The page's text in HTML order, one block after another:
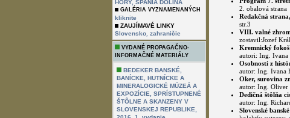
HORY, ŠPANIA DOLINA
GALÉRIA VYZNAMENANÝCH
kliknite
ZAUJÍMAVÉ LINKY
Slovensko, zahraničie
VYDANÉ PROPAGAČNO-
INFORMAČNÉ MATERIÁLY
BEDEKER BANSKÉ,
BANÍCKE, HUTNÍCKE A
MINERALOGICKÉ MÚZEÁ A
EXPOZÍCIE, SPRÍSTUPNENÉ
ŠTÔLNE A SKANZENY V
SLOVENSKEJ REPUBLIKE,
2. obalová strana
Redakčná
str.3
VIII. valné
zostavil:Jozef
Kremnický fokoš
autori: Ing. Ivana
Osobnosti z
autor: Ing. Ivana
Oker, surovina
autor: Ing. Oliver
Dedičná štôlňa
autor: Ing.
Slovenské